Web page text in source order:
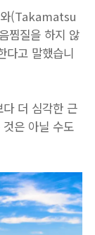
와(Takamatsu
찜질을 하지 않
다고 말했습니
더 심각한 근
은 아닐 수도